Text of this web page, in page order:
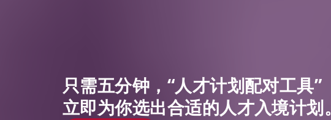
只需五分钟，“人才计划配对工具”
立即为你选出合适的人才入境计划。